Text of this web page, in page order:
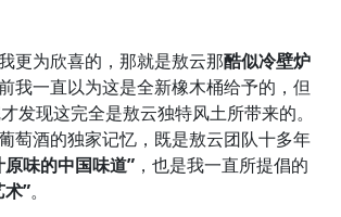
更为欣喜的，那就是敖云那酷似冷壁炉
我一直以为这是全新橡木桶给予的，但
发现这完全是敖云独特风土所带来的。
萄酒的独家记忆，既是敖云团队十多年
原味的中国味道” ，也是我一直所提倡的
”。